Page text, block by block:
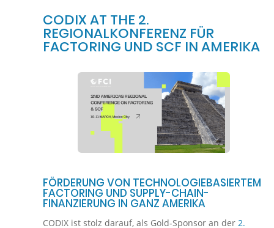
CODIX AT THE 2.
REGIONALKONFERENZ FÜR
FACTORING UND SCF IN AMERIKA
FÖRDERUNG VON TECHNOLOGIEBASIERTEM
FACTORING UND SUPPLY-CHAIN-
FINANZIERUNG IN GANZ AMERIKA
CODIX ist stolz darauf, als Gold-Sponsor an der 2.